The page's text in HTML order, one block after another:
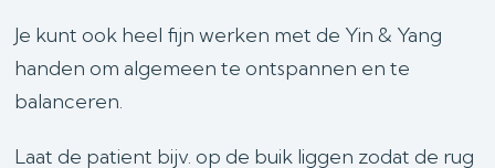
Je kunt ook heel fijn werken met de Yin & Yang
handen om algemeen te ontspannen en te
balanceren.
Laat de patient bijv. op de buik liggen zodat de rug